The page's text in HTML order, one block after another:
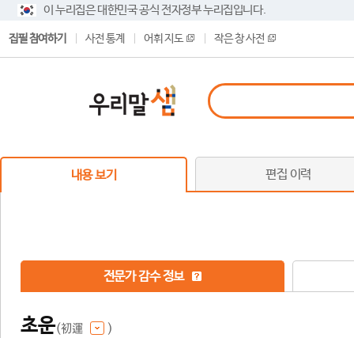
이 누리집은 대한민국 공식 전자정부 누리집입니다.
집필 참여하기 사전 통계 어휘 지도 작은 창 사전
내용 보기 편집 이력
전문가 감수 정보
초운(初運 )